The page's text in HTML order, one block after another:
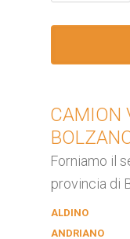
CAMION
Forniamo il
provincia di
ALDINO
ANDRIANO